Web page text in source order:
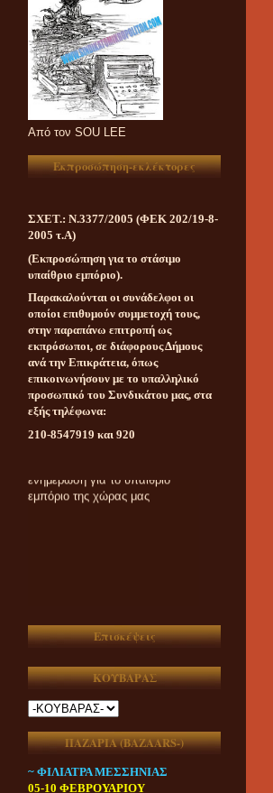
Aπό τον SOU LEE
Εκπροσώπηση-εκλέκτορες
ΣΧΕΤ.: Ν.3377/2005 (ΦΕΚ 202/19-8-
2005 τ.Α)
(Εκπροσώπηση για το στάσιμο
υπαίθριο εμπόριο).
Παρακαλούνται οι συνάδελφοι οι
οποίοι επιθυμούν συμμετοχή τους,
στην παραπάνω επιτροπή ως
εκπρόσωποι, σε διάφορους Δήμους
ανά την Επικράτεια, όπως
επικοινωνήσουν με το υπαλληλικό
προσωπικό του Συνδικάτου μας, στα
εξής τηλέφωνα:
210-8547919 και 920
Καθημερινή ασυμβίβαστη
Επισκέψεις
ΚΟΥΒΑΡΑΣ
ΠΑΖΑΡΙΑ (ΒAZAARS-)
~ ΦΙΛΙΑΤΡΑ ΜΕΣΣΗΝΙΑΣ
05-10 ΦΕΒΡΟΥΑΡΙΟΥ